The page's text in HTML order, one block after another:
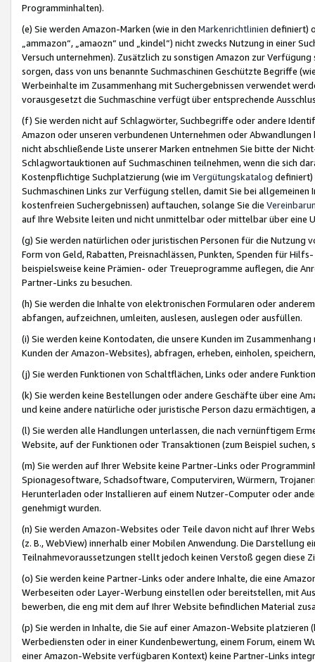
Programminhalten).
(e) Sie werden Amazon-Marken (wie in den Markenrichtlinien definiert)
„ammazon“, „amaozn“ und „kindel“) nicht zwecks Nutzung in einer
Versuch unternehmen). Zusätzlich zu sonstigen Amazon zur
sorgen, dass von uns benannte Suchmaschinen Geschützte Begriffe
Werbeinhalte im Zusammenhang mit Suchergebnissen verwendet
vorausgesetzt die Suchmaschine verfügt über entsprechende
(f) Sie werden nicht auf Schlagwörter, Suchbegriffe oder andere
Amazon oder unseren verbundenen Unternehmen oder
nicht abschließende Liste unserer Marken entnehmen Sie bitte der
Schlagwortauktionen auf Suchmaschinen teilnehmen, wenn die sich
Kostenpflichtige Suchplatzierung (wie im Vergütungskatalog definiert)
Suchmaschinen Links zur Verfügung stellen, damit Sie bei
kostenfreien Suchergebnissen) auftauchen, solange Sie die
auf Ihre Website leiten und nicht unmittelbar oder mittelbar über eine
(g) Sie werden natürlichen oder juristischen Personen für die Nutzung
Form von Geld, Rabatten, Preisnachlässen, Punkten, Spenden für
beispielsweise keine Prämien- oder Treueprogramme auflegen, die
Partner-Links zu besuchen.
(h) Sie werden die Inhalte von elektronischen Formularen oder
abfangen, aufzeichnen, umleiten, auslesen, auslegen oder ausfüllen.
(i) Sie werden keine Kontodaten, die unsere Kunden im
Kunden der Amazon-Websites), abfragen, erheben, einholen,
(j) Sie werden Funktionen von Schaltflächen, Links oder andere
(k) Sie werden keine Bestellungen oder andere Geschäfte über eine
und keine andere natürliche oder juristische Person dazu
(l) Sie werden alle Handlungen unterlassen, die nach vernünftigem
Website, auf der Funktionen oder Transaktionen (zum Beispiel
(m) Sie werden auf Ihrer Website keine Partner-Links oder
Spionagesoftware, Schadsoftware, Computerviren, Würmern,
Herunterladen oder Installieren auf einem Nutzer-Computer oder
genehmigt wurden.
(n) Sie werden Amazon-Websites oder Teile davon nicht auf Ihrer
(z. B., WebView) innerhalb einer Mobilen Anwendung. Die Darstellung
Teilnahmevoraussetzungen stellt jedoch keinen Verstoß gegen diese
(o) Sie werden keine Partner-Links oder andere Inhalte, die eine
Werbeseiten oder Layer-Werbung einstellen oder bereitstellen, mit
bewerben, die eng mit dem auf Ihrer Website befindlichen Material
(p) Sie werden in Inhalte, die Sie auf einer Amazon-Website
Werbediensten oder in einer Kundenbewertung, einem Forum, einem
einer Amazon-Website verfügbaren Kontext) keine Partner-Links